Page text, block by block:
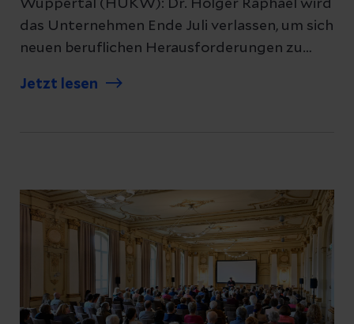
Wuppertal (HUKW): Dr. Holger Raphael wird
das Unternehmen Ende Juli verlassen, um sich
neuen beruflichen Herausforderungen zu
Saligmann an, die bereits zum 1. Mai 2026 als
Fachgruppe der Klinikgeschäftsführer. Um
eine lückenlose Fortführung aller
strategischen Projekte zu garantieren,
gestalten beide eine enge gemeinsame
Übergangsphase und führen das Haus bis
zum Ausscheiden von Dr. Raphael Hand in
Jetzt lesen